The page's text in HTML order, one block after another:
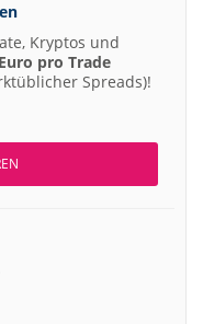
Kryptos und
pro Trade
Spreads)!